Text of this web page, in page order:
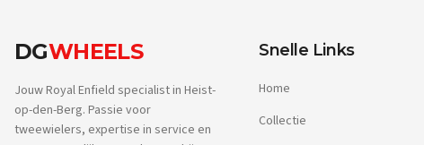
DGWHEELS
Jouw Royal Enfield specialist in Heist-
op-den-Berg. Passie voor
tweewielers, expertise in service en
Snelle Links
Home
Collectie